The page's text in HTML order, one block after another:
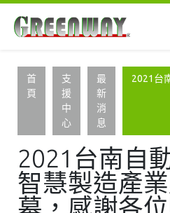
首
頁
支
援
中
心
最
新
消
息
2021台
2021台南自
智慧製造產
幕，感謝各